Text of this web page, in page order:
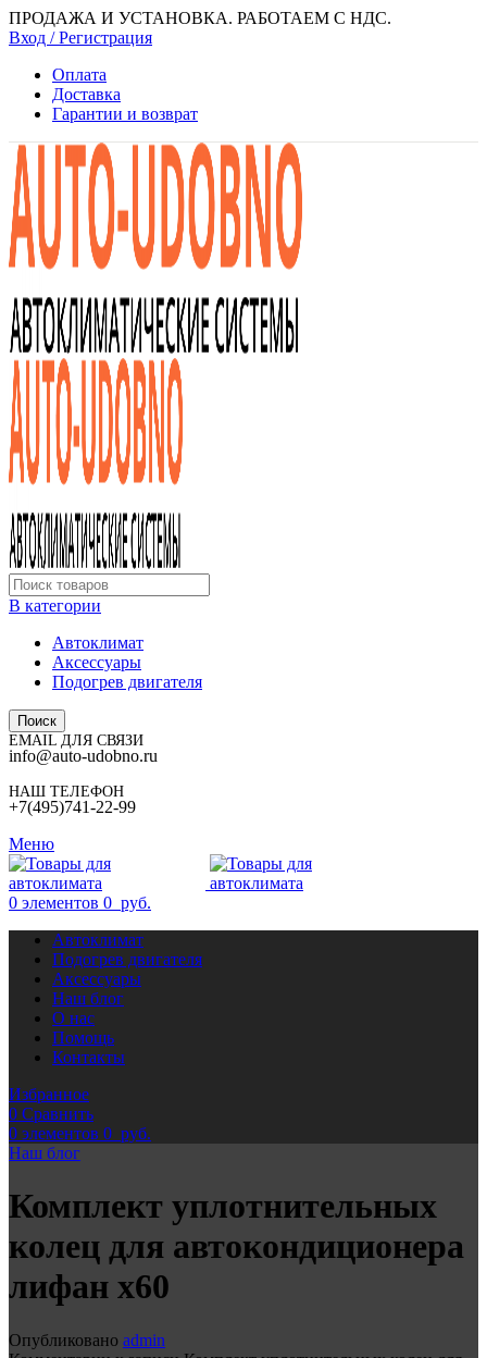
ПРОДАЖА И УСТАНОВКА. РАБОТАЕМ С НДС.
Вход / Регистрация
Оплата
Доставка
Гарантии и возврат
В категории
Автоклимат
Аксессуары
Подогрев двигателя
Поиск
EMAIL ДЛЯ СВЯЗИ
info@auto-udobno.ru
НАШ ТЕЛЕФОН
+7(495)741-22-99
Меню
0 элементов 0 руб.
Автоклимат
Подогрев двигателя
Аксессуары
Наш блог
О нас
Помощь
Контакты
Избранное
0 Сравнить
0 элементов 0 руб.
Наш блог
Комплект уплотнительных
колец для автокондиционера
лифан х60
Опубликовано admin